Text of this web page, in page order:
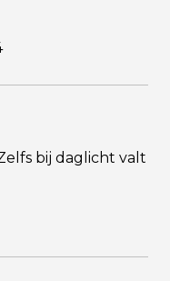
bij daglicht valt